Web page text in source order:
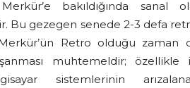
bakıldığında
Bu gezegen senede 2-3 defa
Retro olduğu zaman
muhtemeldir;
sistemlerinin